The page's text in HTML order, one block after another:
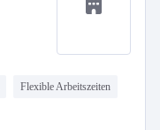
Flexible Arbeitszeiten